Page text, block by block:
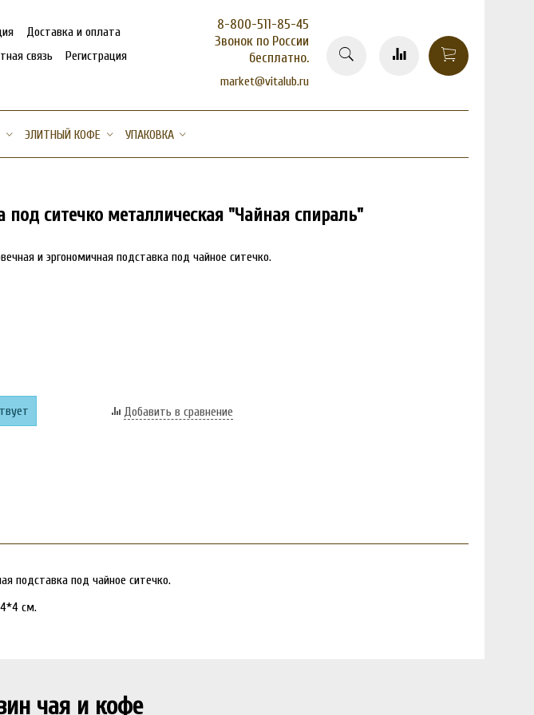
Доставка и оплата
связь
Регистрация
8-800-511-85-45
Звонок по России
бесплатно.
market@vitalub.ru
ЭЛИТНЫЙ КОФЕ УПАКОВКА
под ситечко металлическая "Чайная спираль"
и эргономичная подставка под чайное ситечко.
Добавить в сравнение
подставка под чайное ситечко.
см.
чая и кофе